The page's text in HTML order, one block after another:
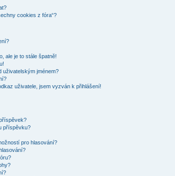
cookies z fóra“?
ale je to stále špatně!
uživatelským jménem?
uživatele, jsem vyzván k přihlášení!
příspěvku?
pro hlasování?